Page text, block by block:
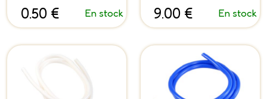
0.50 € En stock 9.00 € En stock